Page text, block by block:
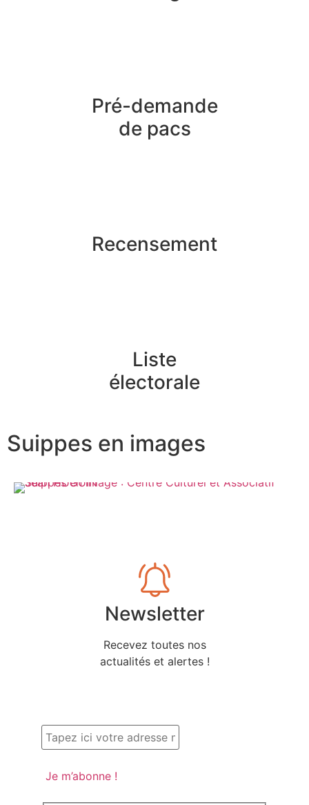
Pré-demande
de pacs
Recensement
Liste
électorale
Suippes en images
Newsletter
Recevez toutes nos
actualités et alertes !